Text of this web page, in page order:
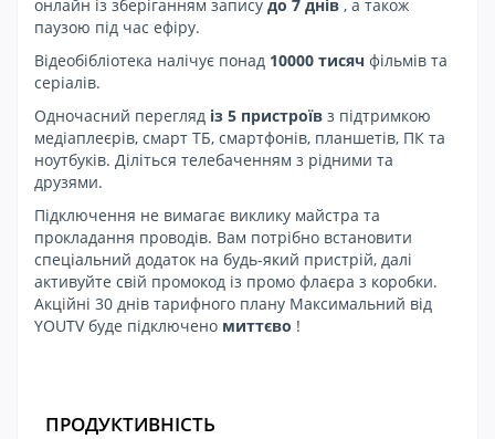
онлайн із зберіганням запису до 7 днів , а також
паузою під час ефіру.
Відеобібліотека налічує понад 10000 тисяч фільмів та
серіалів.
Одночасний перегляд із 5 пристроїв з підтримкою
медіаплеєрів, смарт ТБ, смартфонів, планшетів, ПК та
ноутбуків. Діліться телебаченням з рідними та
друзями.
Підключення не вимагає виклику майстра та
прокладання проводів. Вам потрібно встановити
спеціальний додаток на будь-який пристрій, далі
активуйте свій промокод із промо флаєра з коробки.
Акційні 30 днів тарифного плану Максимальний від
YOUTV буде підключено миттєво !
ПРОДУКТИВНІСТЬ